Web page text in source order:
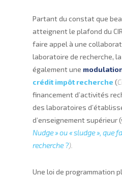
Partant du constat que
atteignent le plafond du
faire appel à une
laboratoire de recherche, la
également une
crédit impôt recherche (
financement d’activités
des laboratoires
d’enseignement supérieur
Nudge » ou « sludge », que
recherche ?).
Une loi de programmation